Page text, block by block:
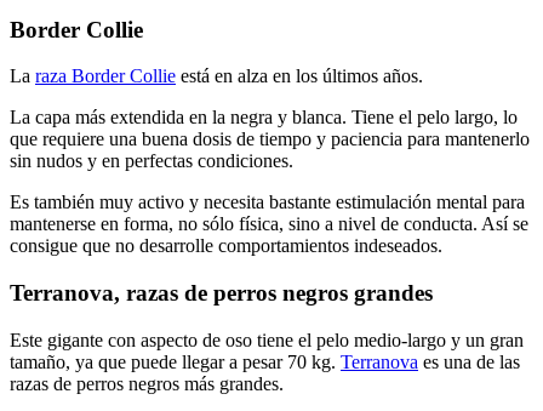
Border Collie
La raza Border Collie está en alza en los últimos años.
La capa más extendida en la negra y blanca. Tiene el pelo largo, lo
que requiere una buena dosis de tiempo y paciencia para mantenerlo
sin nudos y en perfectas condiciones.
Es también muy activo y necesita bastante estimulación mental para
mantenerse en forma, no sólo física, sino a nivel de conducta. Así se
consigue que no desarrolle comportamientos indeseados.
Terranova, razas de perros negros grandes
Este gigante con aspecto de oso tiene el pelo medio-largo y un gran
tamaño, ya que puede llegar a pesar 70 kg. Terranova es una de las
razas de perros negros más grandes.